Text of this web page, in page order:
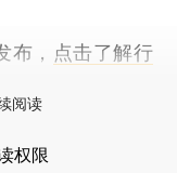
， 点击了解行
阅读
权限